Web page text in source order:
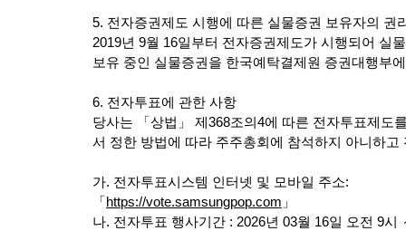
5. 전자증권제도 시행에 따른 실물증권 보유자의 권
2019년 9월 16일부터 전자증권제도가 시행되어 실
보유 중인 실물증권을 한국예탁결제원 증권대행부
6. 전자투표에 관한 사항
당사는 「상법」 제 368조의 4에 따른 전자투표제도
서 정한 방법에 따라 주주총회에 참석하지 아니하
가. 전자투표시스템 인터넷 및 모바일 주소:
「 https://vote.samsungpop.com 」
나. 전자투표 행사기간 : 2026년 03월 16일 오전 9시